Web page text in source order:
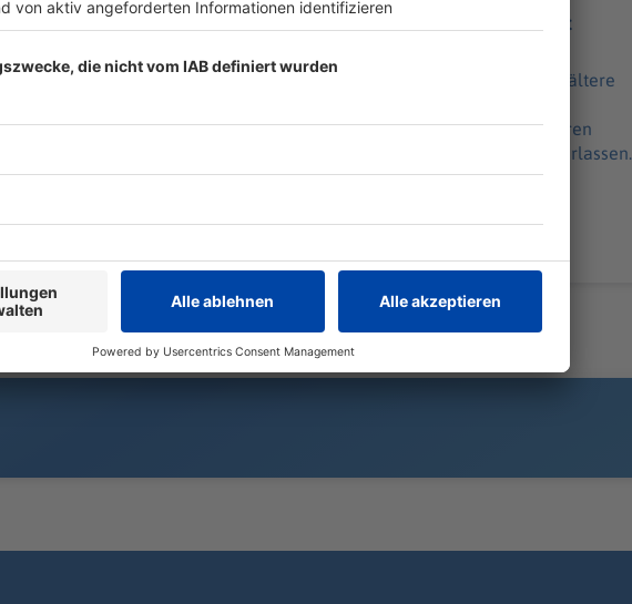
Familientag gegen
der Fußball-Bundesligist einen 0:2-
Selbstvertrauen für die
wegen Feuer evakuiert
In einer Wohnanlage für ältere
Dachgeschoss. Die Senioren
müssen ihre Quartiere verlassen.